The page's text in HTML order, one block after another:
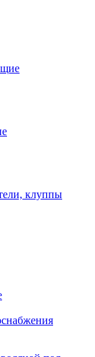
клуппы